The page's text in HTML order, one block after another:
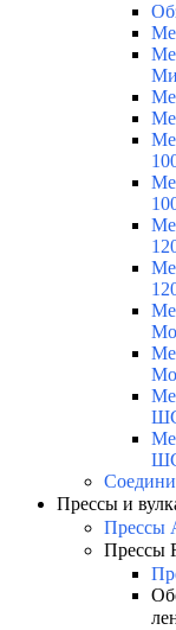
Прессы и
Прессы
Прессы